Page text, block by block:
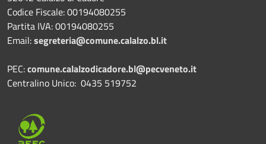
Codice Fiscale: 00194080255
Partita IVA: 00194080255
Email:segreteria@comune.calalzo.bl.it
PEC:comune.calalzodicadore.bl@pecveneto.it
Centralino Unico: 0435 519752